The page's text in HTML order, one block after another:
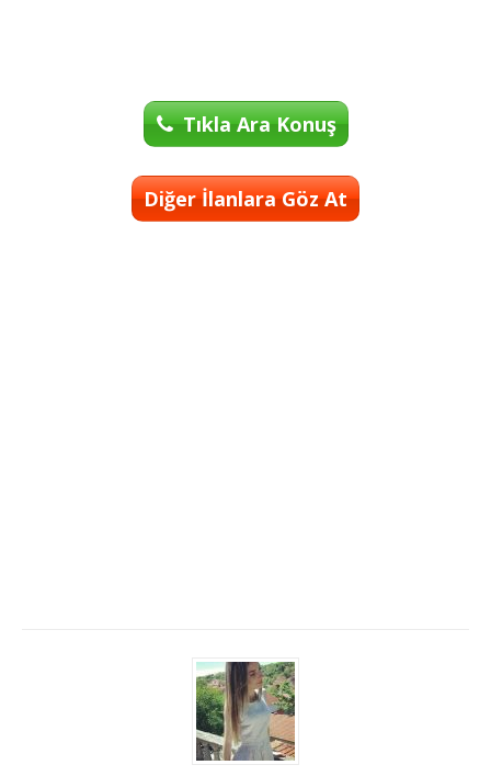
Tıkla Ara Konuş
Diğer İlanlara Göz At